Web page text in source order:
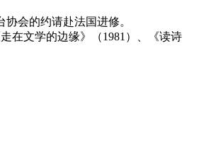
会的约请赴法国进修。
在文学的边缘》（1981）、《读诗